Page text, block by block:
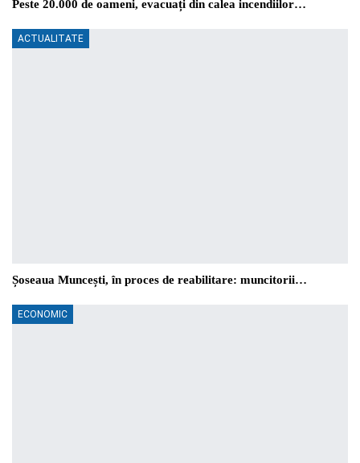
Peste 20.000 de oameni, evacuați din calea incendiilor…
ACTUALITATE
Șoseaua Muncești, în proces de reabilitare: muncitorii…
ECONOMIC